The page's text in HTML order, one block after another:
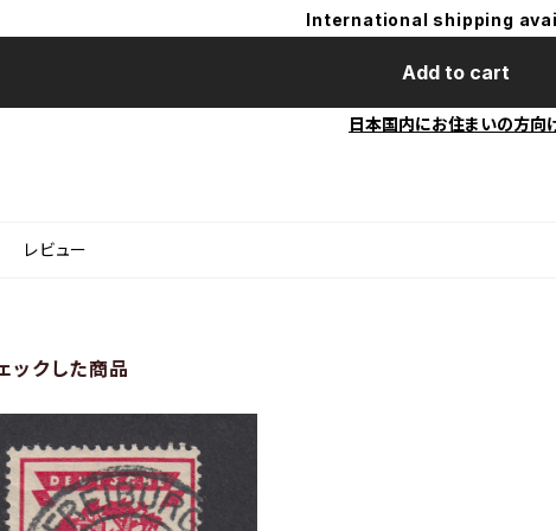
International shipping
Add to cart
日本国内にお住まいの方向
レビュー
ックした商品